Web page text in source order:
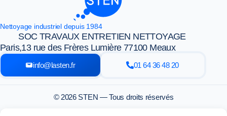
Nettoyage industriel depuis 1984
SOC TRAVAUX ENTRETIEN NETTOYAGE
Paris,13 rue des Frères Lumière 77100 Meaux
info@lasten.fr 01 64 36 48 20
© 2026 STEN — Tous droits réservés